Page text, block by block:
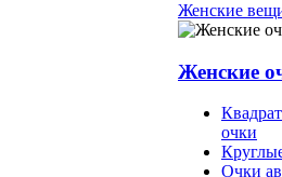
Женские
Женские
очки
Очки